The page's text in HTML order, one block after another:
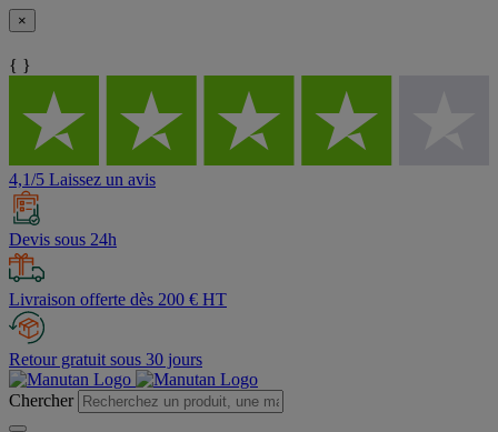
×
{ }
4,1/5 Laissez un avis
Devis sous 24h
Livraison offerte dès 200 € HT
Retour gratuit sous 30 jours
Chercher